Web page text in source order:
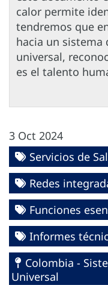
calor permite
tendremos que
hacia un sistema
universal,
es el talento
3 Oct 2024
Servicios de
Redes
Funciones
Informes
Colombia -
Universal